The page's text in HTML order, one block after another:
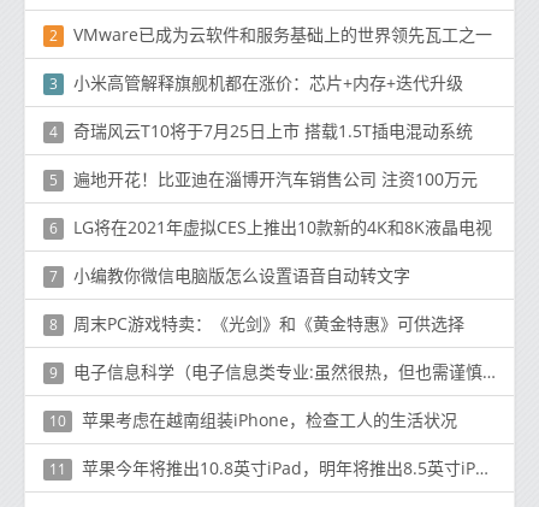
2 VMware已成为云软件和服务基础上的世界领先瓦工之一
3 小米高管解释旗舰机都在涨价：芯片+内存+迭代升级
4 奇瑞风云T10将于7月25日上市 搭载1.5T插电混动系统
5 遍地开花！比亚迪在淄博开汽车销售公司 注资100万元
6 LG将在2021年虚拟CES上推出10款新的4K和8K液晶电视
7 小编教你微信电脑版怎么设置语音自动转文字
8 周末PC游戏特卖：《光剑》和《黄金特惠》可供选择
9 电子信息科学（电子信息类专业:虽然很热，但也需谨慎）
10 苹果考虑在越南组装iPhone，检查工人的生活状况
11 苹果今年将推出10.8英寸iPad，明年将推出8.5英寸iPad Mini